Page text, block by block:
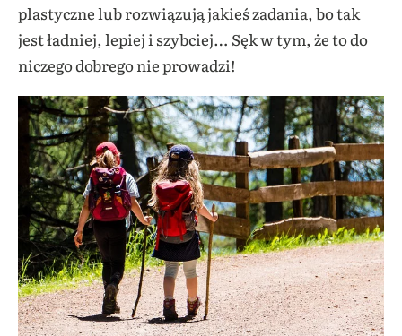
plastyczne lub rozwiązują jakieś zadania, bo tak
jest ładniej, lepiej i szybciej… Sęk w tym, że to do
niczego dobrego nie prowadzi!